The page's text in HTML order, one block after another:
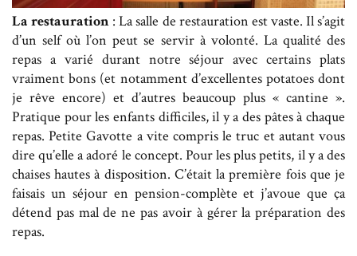
La restauration : La salle de restauration est vaste. Il s’agit
d’un self où l’on peut se servir à volonté. La qualité des
repas a varié durant notre séjour avec certains plats
vraiment bons (et notamment d’excellentes potatoes dont
je rêve encore) et d’autres beaucoup plus « cantine ».
Pratique pour les enfants difficiles, il y a des pâtes à chaque
repas. Petite Gavotte a vite compris le truc et autant vous
dire qu’elle a adoré le concept. Pour les plus petits, il y a des
chaises hautes à disposition. C’était la première fois que je
faisais un séjour en pension-complète et j’avoue que ça
détend pas mal de ne pas avoir à gérer la préparation des
repas.